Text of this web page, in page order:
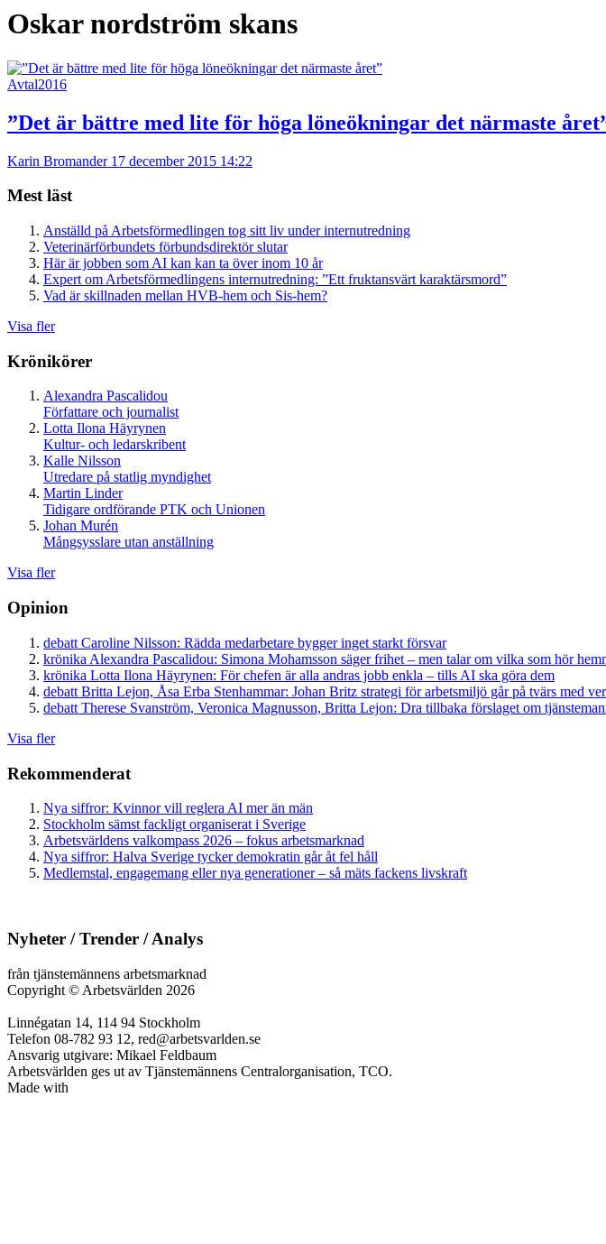
Oskar nordström skans
Avtal2016
”Det är bättre med lite för höga löneökningar det närmaste
Karin Bromander 17 december 2015 14:22
Mest läst
Anställd på Arbetsförmedlingen tog sitt liv under internutredning
Veterinärförbundets förbundsdirektör slutar
Här är jobben som AI kan kan ta över inom 10 år
Expert om Arbetsförmedlingens internutredning: ”Ett fruktansvärt karaktärsmord”
Vad är skillnaden mellan HVB-hem och Sis-hem?
Visa fler
Krönikörer
Alexandra Pascalidou
Författare och journalist
Lotta Ilona Häyrynen
Kultur- och ledarskribent
Kalle Nilsson
Utredare på statlig myndighet
Martin Linder
Tidigare ordförande PTK och Unionen
Johan Murén
Mångsysslare utan anställning
Visa fler
Opinion
debatt Caroline Nilsson: Rädda medarbetare bygger inget starkt försvar
krönika Alexandra Pascalidou: Simona Mohamsson säger frihet – men talar om vilka som hör
krönika Lotta Ilona Häyrynen: För chefen är alla andras jobb enkla – tills AI ska göra dem
debatt Britta Lejon, Åsa Erba Stenhammar: Johan Britz strategi för arbetsmiljö går på tvärs med
debatt Therese Svanström, Veronica Magnusson, Britta Lejon: Dra tillbaka förslaget om
Visa fler
Rekommenderat
Nya siffror: Kvinnor vill reglera AI mer än män
Stockholm sämst fackligt organiserat i Sverige
Arbetsvärldens valkompass 2026 – fokus arbetsmarknad
Nya siffror: Halva Sverige tycker demokratin går åt fel håll
Medlemstal, engagemang eller nya generationer – så mäts fackens livskraft
Nyheter / Trender / Analys
från tjänstemännens arbetsmarknad
Copyright © Arbetsvärlden 2026
Linnégatan 14, 114 94 Stockholm
Telefon 08-782 93 12, red@arbetsvarlden.se
Ansvarig utgivare: Mikael Feldbaum
Arbetsvärlden ges ut av Tjänstemännens Centralorganisation, TCO.
Made with